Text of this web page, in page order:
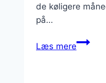
de køligere
på…
Læs merePorzo